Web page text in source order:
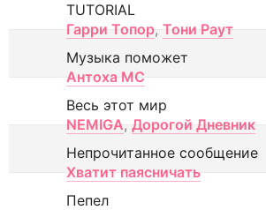
TUTORIAL
Гарри Топор, Тони Раут
Музыка поможет
Антоха МС
Весь этот мир
NEMIGA, Дорогой Дневник
Непрочитанное сообщение
Хватит паясничать
Пепел